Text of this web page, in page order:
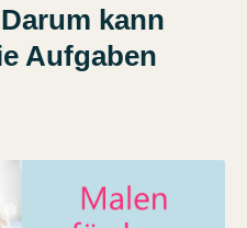
kann
Aufgaben